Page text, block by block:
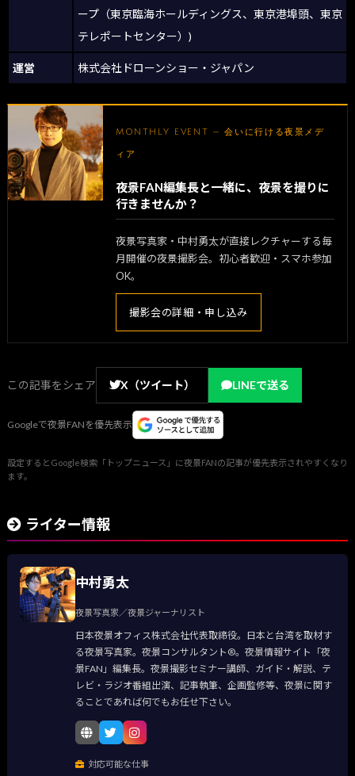
ープ（東京臨海ホールディングス、東京港埠頭、東京
テレポートセンター）)
運営 株式会社ドローンショー・ジャパン
MONTHLY EVENT — 会いに行ける夜景メデ
ィア
夜景FAN編集長と一緒に、夜景を撮りに
行きませんか？
夜景写真家・中村勇太が直接レクチャーする毎
月開催の夜景撮影会。初心者歓迎・スマホ参加
OK。
撮影会の詳細・申し込み
この記事をシェア X（ツイート） LINEで送る
Googleで夜景FANを優先表示
設定するとGoogle検索「トップニュース」に夜景FANの記事が優先表示されやすくなり
ます。
ライター情報
中村勇太
夜景写真家／夜景ジャーナリスト
日本夜景オフィス株式会社代表取締役。日本と台湾を取材す
る夜景写真家。夜景コンサルタント®。夜景情報サイト「夜
景FAN」編集長。夜景撮影セミナー講師、ガイド・解説、テ
レビ・ラジオ番組出演、記事執筆、企画監修等、夜景に関す
ることであれば何でもお任せ下さい。
対応可能な仕事